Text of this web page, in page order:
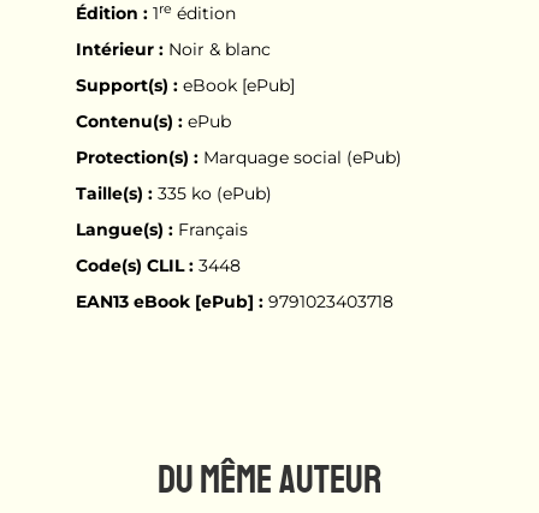
Édition :1re édition
Intérieur :Noir & blanc
Support(s) :eBook [ePub]
Contenu(s) :ePub
Protection(s) :Marquage social (ePub)
Taille(s) :335 ko (ePub)
Langue(s) :Français
Code(s) CLIL :3448
EAN13 eBook [ePub] :9791023403718
DU MÊME AUTEUR